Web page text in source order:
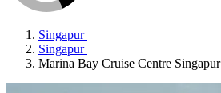
Singapur
Singapur
Marina Bay Cruise Centre Singapur